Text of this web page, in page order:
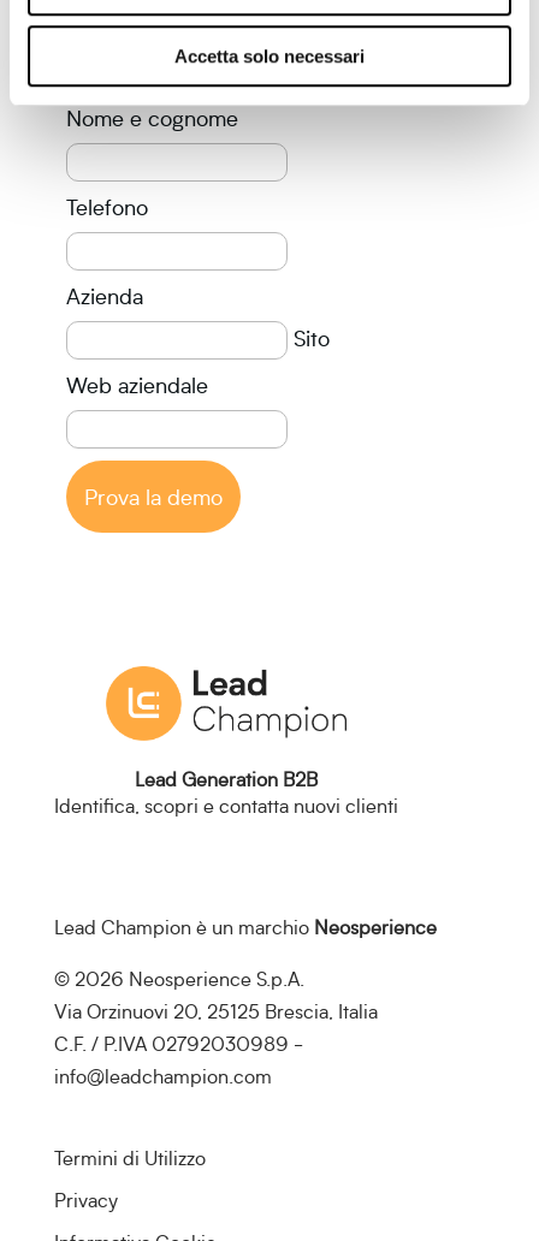
Accetta solo necessari
E-mail aziendale
Nome e cognome
Telefono
Azienda
Sito
Web aziendale
Prova la demo
Lead Generation B2B
Identifica, scopri e contatta nuovi clienti
Lead Champion è un marchio Neosperience
© 2026 Neosperience S.p.A.
Via Orzinuovi 20, 25125 Brescia, Italia
C.F. / P.IVA 02792030989 -
info@leadchampion.com
Termini di Utilizzo
Privacy